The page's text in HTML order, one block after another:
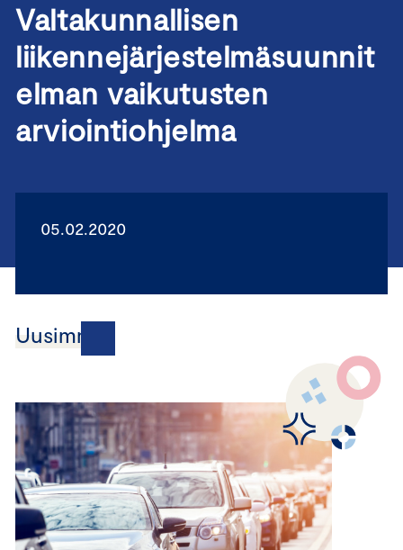
Valtakunnallisen
liikennejärjestelmäsuunnit
elman vaikutusten
arviointiohjelma
05.02.2020
Uusimmat